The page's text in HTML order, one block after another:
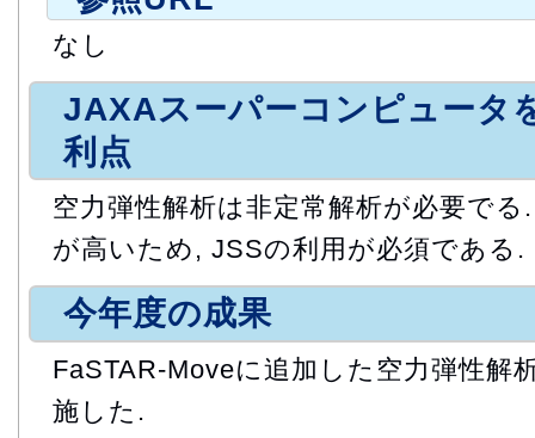
なし
JAXAスーパーコンピュータ
利点
空力弾性解析は非定常解析が必要で
が高いため, JSSの利用が必須である.
今年度の成果
FaSTAR-Moveに追加した空力弾性解
施した.